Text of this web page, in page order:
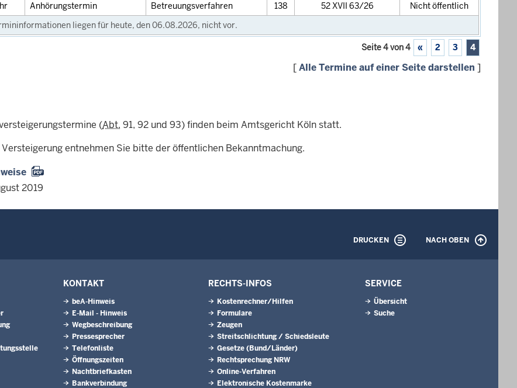
Anhörungstermin Betreuungsverfahren 138 52 XVII 63/26
Nicht öffentlich
liegen für heute, den 06.08.2026, nicht vor.
Seite 4 von 4 « 2 3 4
[Alle Termine auf einer Seite darstellen ]
(Abt. 91, 92 und 93) finden beim Amtsgericht Köln statt.
Versteigerung entnehmen Sie bitte der öffentlichen Bekanntmachung.
2019
DRUCKEN NACH OBEN
KONTAKT
beA-Hinweis
E-Mail - Hinweis
Wegbeschreibung
Pressesprecher
Telefonliste
Öffnungszeiten
Nachtbriefkasten
Bankverbindung
RECHTS-INFOS
Kostenrechner/Hilfen
Formulare
Zeugen
Streitschlichtung / Schiedsleute
Gesetze (Bund/Länder)
Rechtsprechung NRW
Online-Verfahren
Elektronische Kostenmarke
SERVICE
Übersicht
Suche